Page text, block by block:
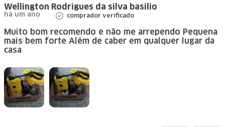
Wellington Rodrigues da silva basilio
há um ano comprador verificado
Muito bom recomendo e não me arrependo Pequena
mais bem forte Além de caber em qualquer lugar da
casa